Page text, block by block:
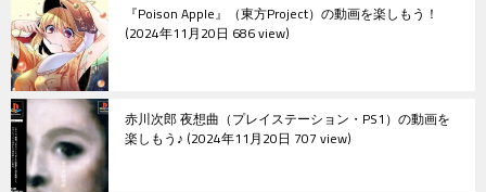
『Poison Apple』（東方Project）の動画を楽しもう！
2024年11月20日 686 view
赤川次郎 夜想曲（プレイステーション・PS1）の動画を
楽しもう♪ 2024年11月20日 707 view